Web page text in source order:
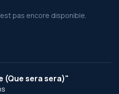
pas encore disponible.
(Que sera sera)"